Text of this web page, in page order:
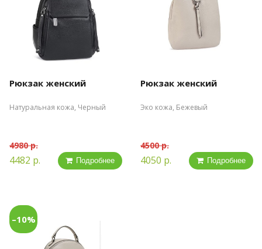
Рюкзак женский
Натуральная кожа, Черный
4980 р.
4482 р. Подробнее
Рюкзак женский
Эко кожа, Бежевый
4500 р.
4050 р. Подробнее
–10%